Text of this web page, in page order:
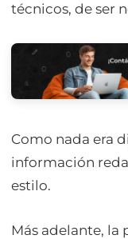
técnicos, de ser
Como nada era
información
estilo.
Más adelante, la